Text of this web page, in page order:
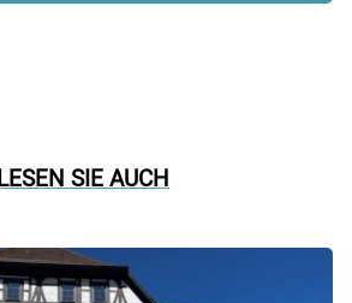
LESEN SIE AUCH